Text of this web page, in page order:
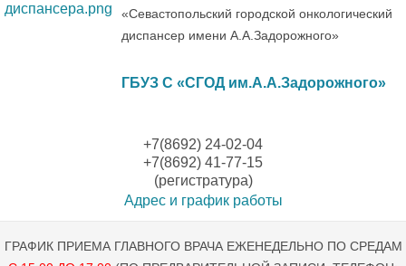
«Севастопольский городской онкологический
диспансер имени А.А.Задорожного»
ГБУЗ С «СГОД им.А.А.Задорожного»
+7(8692) 24-02-04
+7(8692) 41-77-15
(регистратура)
Адрес и график работы
ГРАФИК ПРИЕМА ГЛАВНОГО ВРАЧА ЕЖЕНЕДЕЛЬНО ПО СРЕДАМ